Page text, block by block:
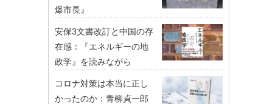
爆市長』
安保3文書改訂と中国の存
在感：『エネルギーの地
政学』を読みながら
コロナ対策は本当に正し
かったのか：青柳貞一郎